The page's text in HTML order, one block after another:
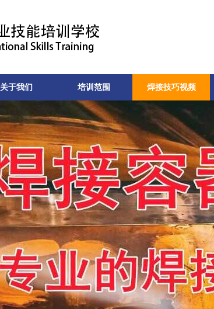
关于我们 培训范围 焊接技巧视频